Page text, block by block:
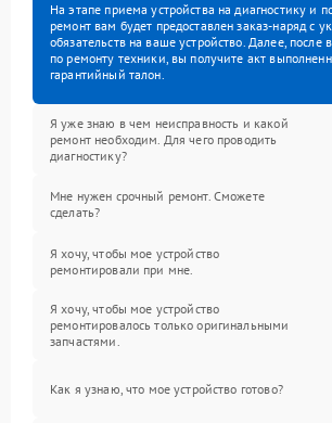
На этапе приема устройства на диагностику и
ремонт вам будет предоставлен заказ-наряд с
обязательств на ваше устройство. Далее, после
по ремонту техники, вы получите акт
гарантийный талон.
Я уже знаю в чем неисправность и какой
ремонт необходим. Для чего проводить
диагностику?
Мне нужен срочный ремонт. Сможете
сделать?
Я хочу, чтобы мое устройство
ремонтировали при мне.
Я хочу, чтобы мое устройство
ремонтировалось только оригинальными
запчастями.
Как я узнаю, что мое устройство готово?